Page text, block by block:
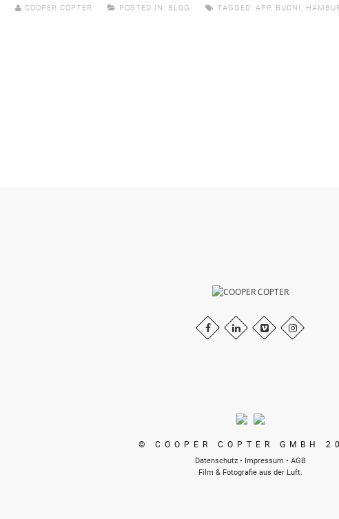
COOPER COPTER POSTED IN: BLOG TAGGED: APP, BUDNI ,
© COOPER COPTER GMBH
Datenschutz• Impressum • AGB
Film & Fotografie aus der Luft.